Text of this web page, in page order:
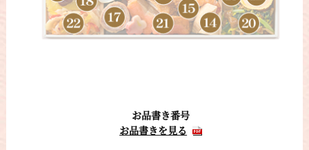
お品書き番号
お品書きを見る